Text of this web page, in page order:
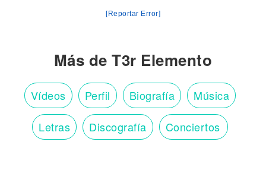
[Reportar Error]
Más de T3r Elemento
Vídeos Perfil Biografía Música
Letras Discografía Conciertos